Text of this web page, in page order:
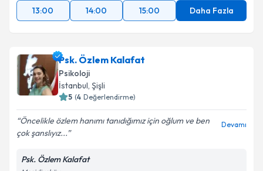
13:00
14:00 15:00 Daha Fazla
Psk. Özlem Kalafat
Psikoloji
İstanbul, Şişli
5 (4 Değerlendirme)
Öncelikle özlem hanımı tanıdığımız için oğlum ve ben
çok şanslıyız...
Devamı
Psk. Özlem Kalafat